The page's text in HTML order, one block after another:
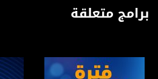
برامج متعلقة